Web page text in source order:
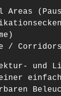
/ Corridors
und